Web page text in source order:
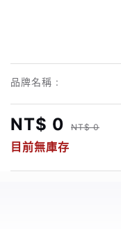
品牌名稱 :
NT$ 0 NT$ 0
目前無庫存